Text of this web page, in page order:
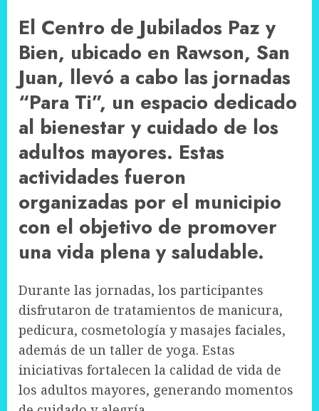
El Centro de Jubilados Paz y
Bien, ubicado en Rawson, San
Juan, llevó a cabo las jornadas
“Para Ti”, un espacio dedicado
al bienestar y cuidado de los
adultos mayores. Estas
actividades fueron
organizadas por el municipio
con el objetivo de promover
una vida plena y saludable.
Durante las jornadas, los participantes
disfrutaron de tratamientos de manicura,
pedicura, cosmetología y masajes faciales,
además de un taller de yoga. Estas
iniciativas fortalecen la calidad de vida de
los adultos mayores, generando momentos